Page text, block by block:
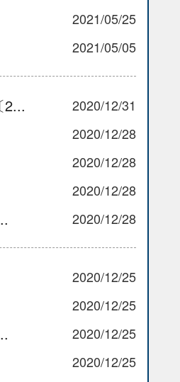
2021/05/25
2021/05/05
2... 2020/12/31
2020/12/28
2020/12/28
2020/12/28
2020/12/28
2020/12/25
2020/12/25
2020/12/25
2020/12/25